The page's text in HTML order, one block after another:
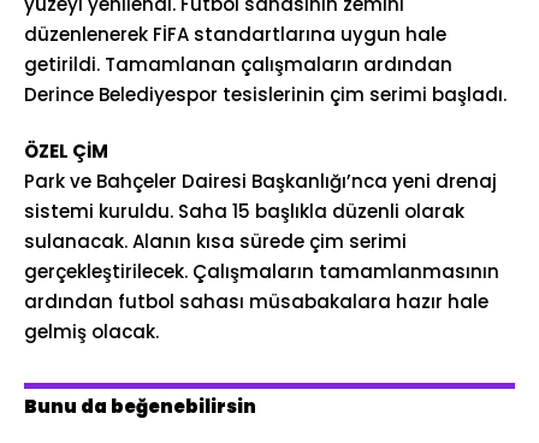
düzenlenerek FİFA standartlarına uygun hale
getirildi. Tamamlanan çalışmaların ardından
Derince Belediyespor tesislerinin çim serimi başladı.
ÖZEL ÇİM
Park ve Bahçeler Dairesi Başkanlığı’nca yeni drenaj
sistemi kuruldu. Saha 15 başlıkla düzenli olarak
sulanacak. Alanın kısa sürede çim serimi
gerçekleştirilecek. Çalışmaların tamamlanmasının
ardından futbol sahası müsabakalara hazır hale
gelmiş olacak.
Bunu da beğenebilirsin